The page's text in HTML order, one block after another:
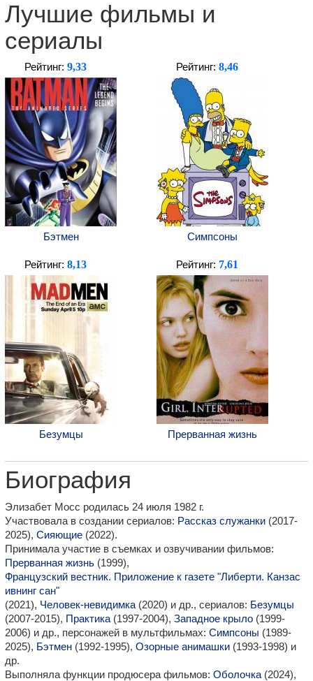
Лучшие фильмы и
сериалы
Рейтинг: 9,33
Бэтмен
Рейтинг: 8,46
Симпсоны
Рейтинг: 8,13
Безумцы
Рейтинг: 7,61
Прерванная жизнь
Биография
Элизабет Мосс родилась 24 июля 1982 г.
Участвовала в создании сериалов: Рассказ служанки (2017-
2025), Сияющие (2022).
Принимала участие в съемках и озвучивании фильмов:
Прерванная жизнь (1999),
Французский вестник. Приложение к газете "Либерти. Канзас
ивнинг сан"
(2021), Человек-невидимка (2020) и др., сериалов: Безумцы
(2007-2015), Практика (1997-2004), Западное крыло (1999-
2006) и др., персонажей в мультфильмах: Симпсоны (1989-
2025), Бэтмен (1992-1995), Озорные анимашки (1993-1998) и
др.
Выполняла функции продюсера фильмов: Оболочка (2024),